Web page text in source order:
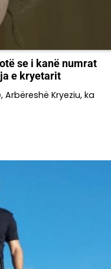
se i kanë numrat
e kryetarit
Kryeziu, ka